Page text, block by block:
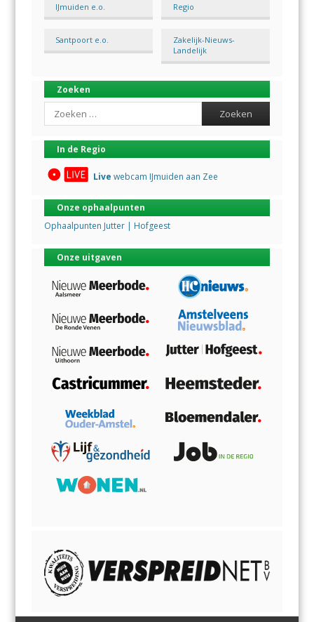
IJmuiden e.o. Regio
Santpoort e.o.
Zakelijk-Nieuws-
Landelijk
Zoeken
Search
In de Regio
Live webcam IJmuiden aan Zee
Onze ophaalpunten
Ophaalpunten Jutter | Hofgeest
Onze uitgaven